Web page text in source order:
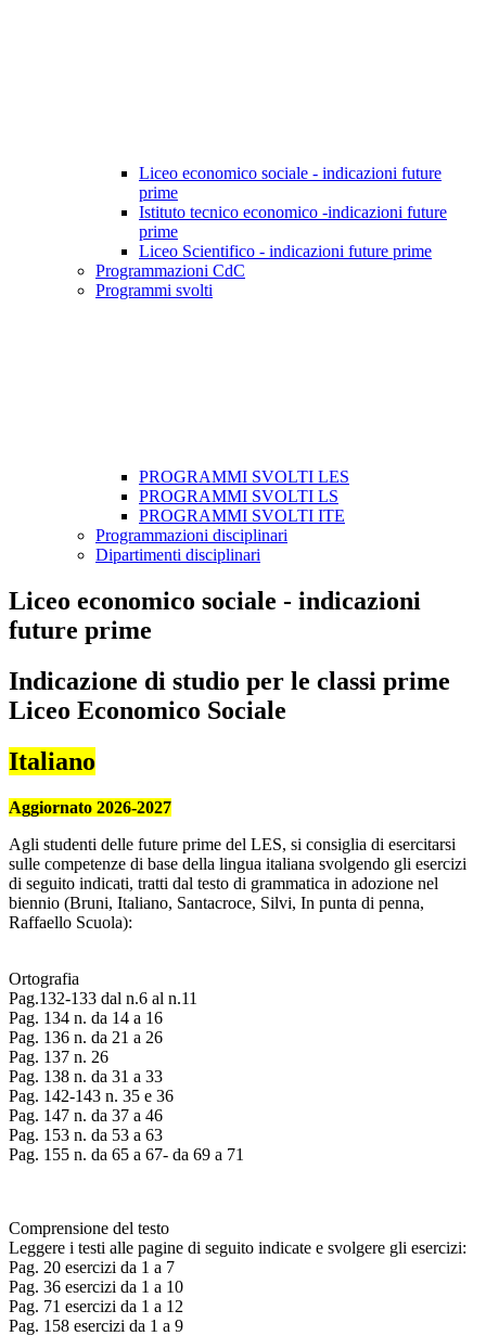
Liceo economico sociale - indicazioni future
prime
Istituto tecnico economico -indicazioni future
prime
Liceo Scientifico - indicazioni future prime
Programmazioni CdC
Programmi svolti
PROGRAMMI SVOLTI LES
PROGRAMMI SVOLTI LS
PROGRAMMI SVOLTI ITE
Programmazioni disciplinari
Dipartimenti disciplinari
Liceo economico sociale - indicazioni
future prime
Indicazione di studio per le classi prime
Liceo Economico Sociale
Italiano
Aggiornato 2026-2027
Agli studenti delle future prime del LES, si consiglia di esercitarsi
sulle competenze di base della lingua italiana svolgendo gli esercizi
di seguito indicati, tratti dal testo di grammatica in adozione nel
biennio (Bruni, Italiano, Santacroce, Silvi, In punta di penna,
Raffaello Scuola):
Ortografia
Pag.132-133 dal n.6 al n.11
Pag. 134 n. da 14 a 16
Pag. 136 n. da 21 a 26
Pag. 137 n. 26
Pag. 138 n. da 31 a 33
Pag. 142-143 n. 35 e 36
Pag. 147 n. da 37 a 46
Pag. 153 n. da 53 a 63
Pag. 155 n. da 65 a 67- da 69 a 71
Comprensione del testo
Leggere i testi alle pagine di seguito indicate e svolgere gli esercizi:
Pag. 20 esercizi da 1 a 7
Pag. 36 esercizi da 1 a 10
Pag. 71 esercizi da 1 a 12
Pag. 158 esercizi da 1 a 9